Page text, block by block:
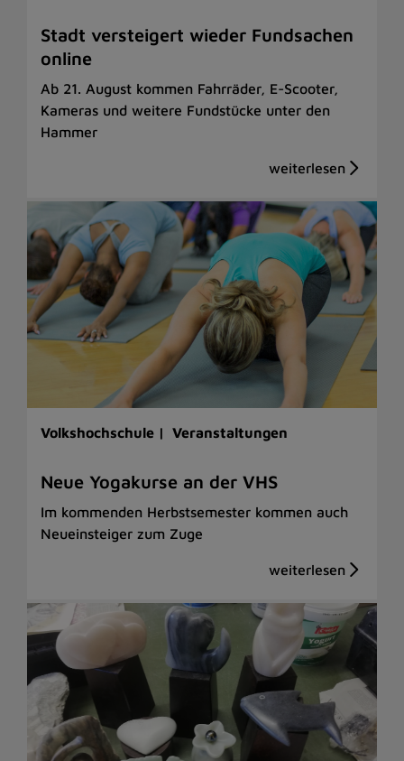
Stadt versteigert wieder Fundsachen
online
Ab 21. August kommen Fahrräder, E-Scooter,
Kameras und weitere Fundstücke unter den
Hammer
Volkshochschule | Veranstaltungen
Neue Yogakurse an der VHS
Im kommenden Herbstsemester kommen auch
Neueinsteiger zum Zuge